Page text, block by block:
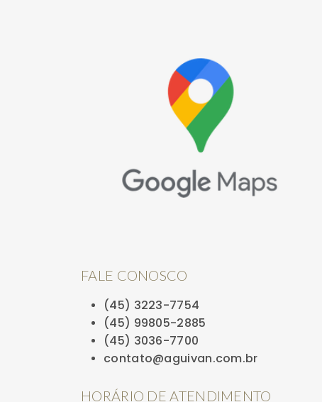
FALE CONOSCO
(45) 3223-7754
(45) 99805-2885
(45) 3036-7700
contato@aguivan.com.br
HORÁRIO DE ATENDIMENTO